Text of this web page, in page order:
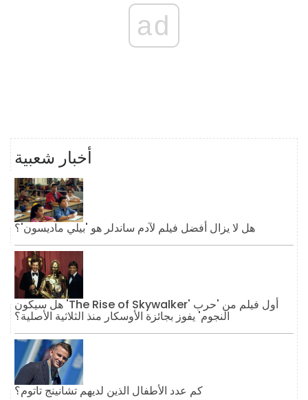
ad
أخبار شعبية
هل لا يزال أفضل فيلم لآدم ساندلر هو 'بيلي ماديسون'؟
هل سيكون 'The Rise of Skywalker' أول فيلم من 'حرب
النجوم' يفوز بجائزة الأوسكار منذ الثلاثية الأصلية؟
كم عدد الأطفال الذين لديهم تشانينج تاتوم؟